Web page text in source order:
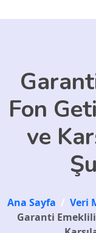
Fon
ve
Ana Sayfa / Veri
Garanti